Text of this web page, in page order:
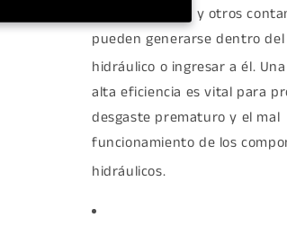
metálicos, agua y otros
pueden generarse dentro del
hidráulico o ingresar a él.
alta eficiencia es vital para
desgaste prematuro y el mal
funcionamiento de los
hidráulicos.